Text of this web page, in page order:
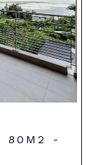
80M2 -